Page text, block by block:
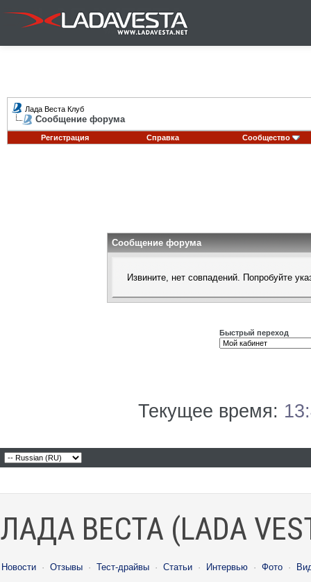
Лада Веста Клуб
Сообщение форума
Регистрация Справка Сообщество
Сообщение форума
Извините, нет совпадений. Попробуйте
Быстрый переход
Текущее время:
ЛАДА ВЕСТА (LADA
Новости · Отзывы · Тест-драйвы · Статьи · Интервью · Фото ·